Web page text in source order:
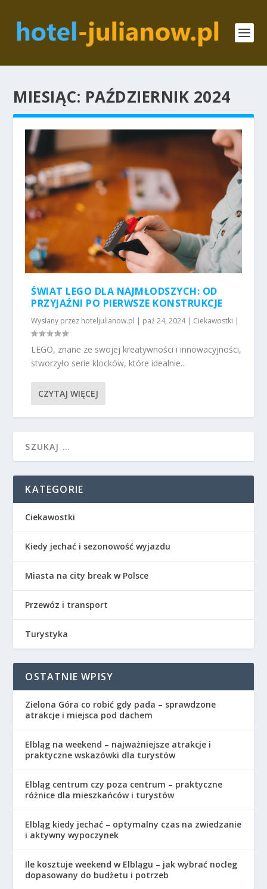
MIESIĄC: PAŹDZIERNIK 2024
ŚWIAT LEGO DLA NAJMŁODSZYCH: OD
PRZYJAŹNI PO PIERWSZE KONSTRUKCJE
Wysłany przez hoteljulianow.pl | paź 24, 2024| Ciekawostki |
LEGO, znane ze swojej kreatywności i innowacyjności,
stworzyło serie klocków, które idealnie...
CZYTAJ WIĘCEJ
KATEGORIE
Ciekawostki
Kiedy jechać i sezonowość wyjazdu
Miasta na city break w Polsce
Przewóz i transport
Turystyka
OSTATNIE WPISY
Zielona Góra co robić gdy pada – sprawdzone
atrakcje i miejsca pod dachem
Elbląg na weekend – najważniejsze atrakcje i
praktyczne wskazówki dla turystów
Elbląg centrum czy poza centrum – praktyczne
różnice dla mieszkańców i turystów
Elbląg kiedy jechać – optymalny czas na zwiedzanie
i aktywny wypoczynek
Ile kosztuje weekend w Elblągu – jak wybrać nocleg
dopasowany do budżetu i potrzeb